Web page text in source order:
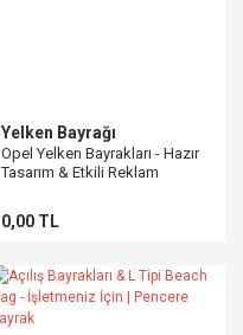
Yelken Bayrağı
Opel Yelken Bayrakları - Hazır
Tasarım & Etkili Reklam
0,00 TL